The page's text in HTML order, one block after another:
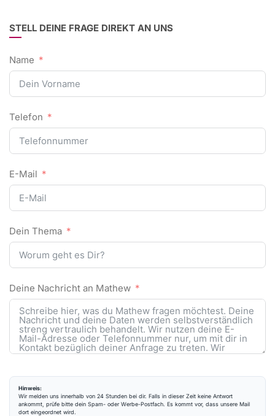
STELL DEINE FRAGE DIREKT AN UNS
Name
Telefon
E-Mail
Dein Thema
Deine Nachricht an Mathew
Hinweis:
Wir melden uns innerhalb von 24 Stunden bei dir. Falls in dieser Zeit keine Antwort
ankommt, prüfe bitte dein Spam- oder Werbe-Postfach. Es kommt vor, dass unsere Mail
dort eingeordnet wird.